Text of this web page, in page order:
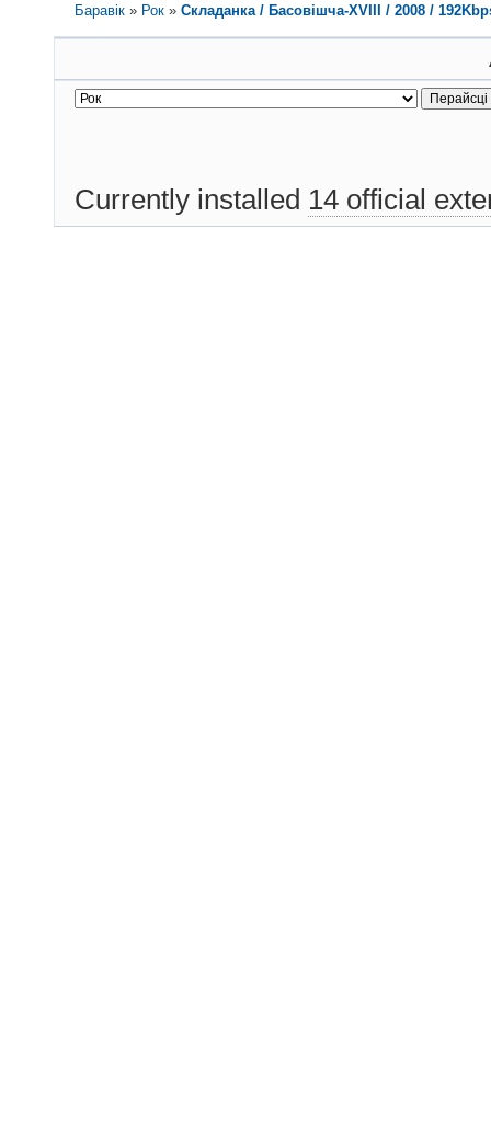
Баравік » Рок »Складанка / Басовішча-XVIII / 2008 /
Currently installed 14 official